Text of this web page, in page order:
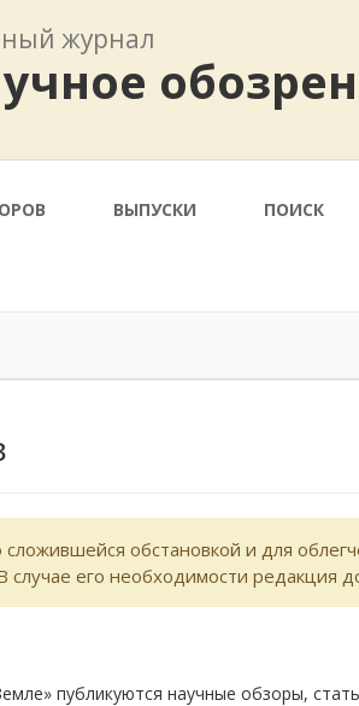
журнал
ВЫПУСКИ ПОИСК
обстановкой и для
случае его необходимости редакция
публикуются научные обзоры,